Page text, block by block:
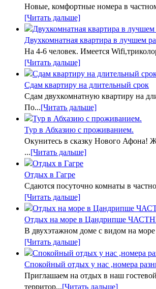
Новые, комфортные номера в
[Читать дальше]
Двухкомнатная квартира в лучшем
На 4-6 человек. Имеется
[Читать дальше]
Сдам квартиру на длительный срок
Сдам двухкомнатную квартиру на
По...[Читать дальше]
Тур в Абхазию с проживанием.
Окунитесь в сказку Нового Афона!
...[Читать дальше]
Отдых в Гагре
Сдаются посуточно комнаты в
[Читать дальше]
Отдых на море в Цандрипше
В двухэтажном доме с видом на
[Читать дальше]
Спокойный отдых у нас ,номера
Приглашаем на отдых в наш
территор...[Читать дальше]